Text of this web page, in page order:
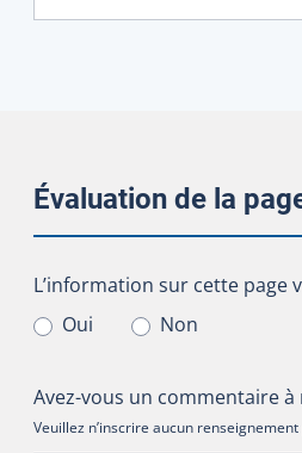
Évaluation de la
L’information sur cette
L’information sur cette page
Oui
Non
Avez-vous un commentaire
Veuillez n’inscrire aucun